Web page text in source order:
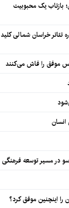
بازتاب یک محبوبیت
تئاتر خراسان شمالی کلید
موفق را فاش می‌کنند
در مسیر توسعه فرهنگی
اینچنین موفق کرد؟